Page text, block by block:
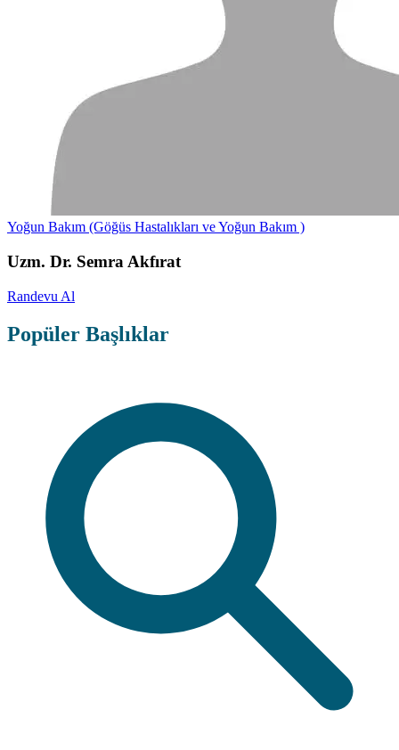
Yoğun Bakım (Göğüs Hastalıkları ve Yoğun Bakım )
Uzm. Dr. Semra Akfırat
Randevu Al
Popüler Başlıklar